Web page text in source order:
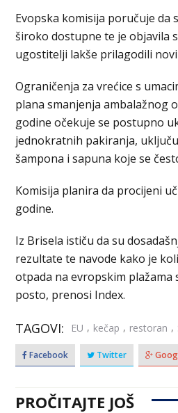
Evopska komisija poručuje da
široko dostupne te je objavila
ugostitelji lakše prilagodili
Ograničenja za vrećice s
plana smanjenja ambalažnog
godine očekuje se postupno
jednokratnih pakiranja,
šampona i sapuna koje se
Komisija planira da procijeni
godine.
Iz Brisela ističu da su
rezultate te navode kako je
otpada na evropskim plažama
posto, prenosi Index.
TAGOVI: EU , kečap , restoran ,
Facebook Twitter
PROČITAJTE JOŠ